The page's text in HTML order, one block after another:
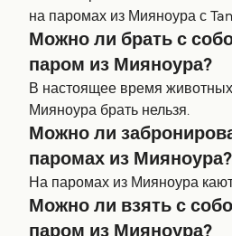
на паромах из Мияноура с
Можно ли брать с
паром из Мияноура?
В настоящее время
Мияноура брать нельзя.
Можно ли
паромах из Мияноура?
На паромах из Мияноура
Можно ли взять с
паром из Мияноура?